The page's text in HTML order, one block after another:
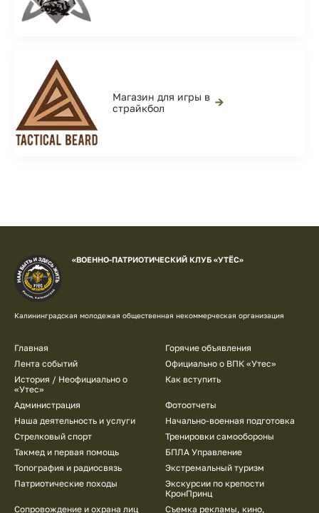
Магазин для игры в
страйкбол
→
«ВОЕННО-ПАТРИОТИЧЕСКИЙ КЛУБ «УТЁС»
Калининградская молодежая общественная некоммерческая организация
Подвал
Главная
Горячие объявления
Лента событий
Официально о ВПК «Утес»
История / Неофициально о
«Утес»
Как вступить
Администрация
Фотоотчеты
Наша деятельность и услуги
Начально-военная подготовка
Стрелковый спорт
Тренировки самообороны
Такмед и первая помощь
БПЛА Управление
Топография и радиосвязь
Экстремальный туризм
Патриотические походы
Экскурсии по крепости
КронПринц
Сопровождение и охрана лиц
Съемка рекламы, кино,